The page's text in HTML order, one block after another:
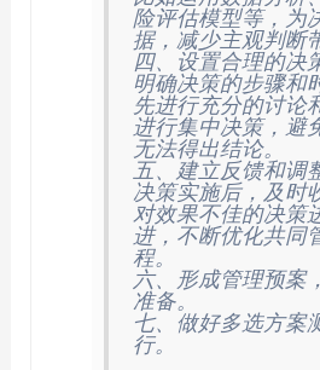
险评估模型等，为
据，减少主观判断
四、设置合理的决
明确决策的步骤和
先进行充分的讨论
进行集中决策，避
无法得出结论。
五、建立反馈和调
决策实施后，及时
对效果不佳的决策
进，不断优化共同
程。
六、形成管理预案
准备。
七、做好多选方案
行。